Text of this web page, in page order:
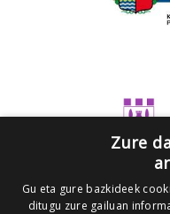
Zure
Gu eta gure bazkideek
ditugu zure gailuan